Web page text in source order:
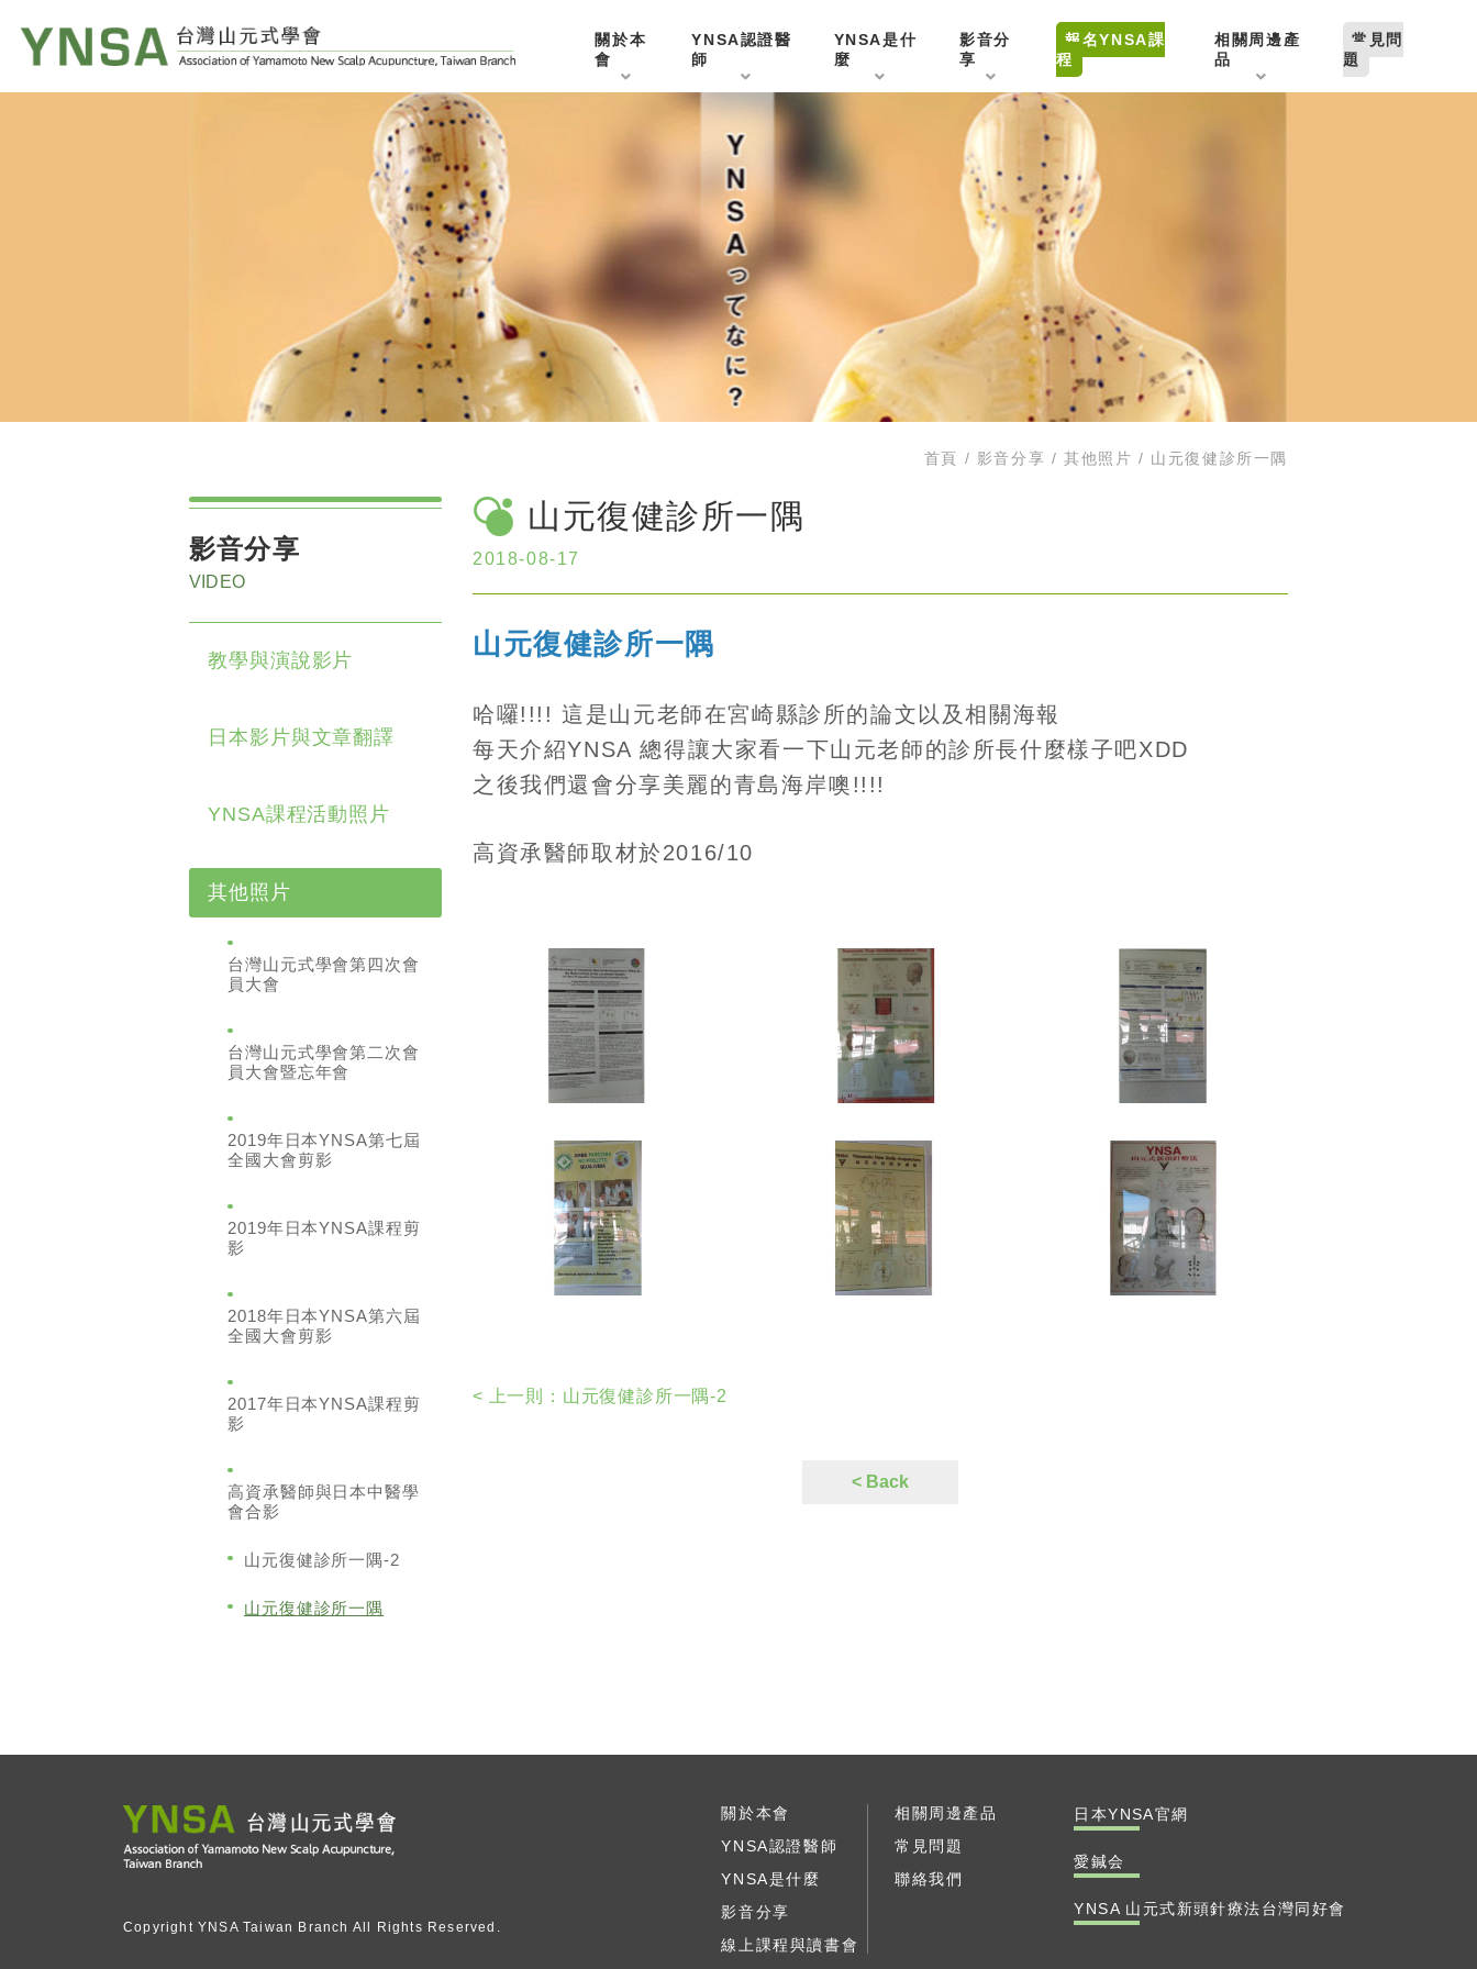
關於本
會
YNSA認證醫
師
YNSA是什
麼
影音分
享
報名YNSA課
程
相關周邊產
品
常見問
題
首頁 影音分享 其他照片 山元復健診所一隅
影音分享
VIDEO
教學與演說影片
日本影片與文章翻譯
YNSA課程活動照片
其他照片
台灣山元式學會第四次會
員大會
台灣山元式學會第二次會
員大會暨忘年會
2019年日本YNSA第七屆
全國大會剪影
2019年日本YNSA課程剪
影
2018年日本YNSA第六屆
全國大會剪影
2017年日本YNSA課程剪
影
高資承醫師與日本中醫學
會合影
山元復健診所一隅-2
山元復健診所一隅
山元復健診所一隅
2018-08-17
山元復健診所一隅
哈囉!!!! 這是山元老師在宮崎縣診所的論文以及相關海報
每天介紹YNSA 總得讓大家看一下山元老師的診所長什麼樣子吧XDD
之後我們還會分享美麗的青島海岸噢!!!!
高資承醫師取材於2016/10
< 上一則： 山元復健診所一隅-2
< Back
Copyright YNSA Taiwan Branch All Rights Reserved.
關於本會
YNSA認證醫師
YNSA是什麼
影音分享
線上課程與讀書會
相關周邊產品
常見問題
聯絡我們
日本YNSA官網
愛鍼会
YNSA 山元式新頭針療法台灣同好會